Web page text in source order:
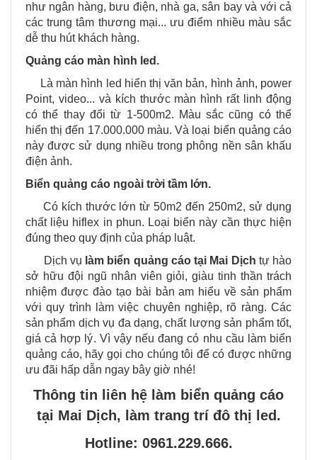
như ngân hàng, bưu điện, nhà ga, sân bay và với cả
các trung tâm thương mại... ưu điểm nhiều màu sắc
dễ thu hút khách hàng.
Quảng cáo màn hình led.
Là màn hình led hiển thị văn bản, hình ảnh, power
Point, video... và kích thước màn hình rất linh động
có thể thay đổi từ 1-500m2. Màu sắc cũng có thể
hiển thị đến 17.000.000 màu. Và loại biển quảng cáo
này được sử dụng nhiều trong phông nền sân khấu
điện ảnh.
Biển quảng cáo ngoài trời tầm lớn.
Có kích thước lớn từ 50m2 đến 250m2, sử dụng
chất liệu hiflex in phun. Loại biển này cần thực hiện
đúng theo quy định của pháp luật.
Dịch vụ làm biển quảng cáo tại Mai Dịch tự hào
sở hữu đội ngũ nhân viên giỏi, giàu tinh thần trách
nhiệm được đào tạo bài bản am hiểu về sản phẩm
với quy trình làm việc chuyên nghiệp, rõ ràng. Các
sản phẩm dịch vụ đa dạng, chất lượng sản phẩm tốt,
giá cả hợp lý. Vì vậy nếu đang có nhu cầu làm biển
quảng cáo, hãy gọi cho chúng tôi để có được những
ưu đãi hấp dẫn ngay bây giờ nhé!
Thông tin liên hệ làm biển quảng cáo
tại Mai Dịch, làm trang trí đô thị led.
Hotline: 0961.229.666.